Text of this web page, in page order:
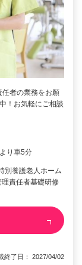
者の業務をお願
！お気軽にご相談
り車5分
別養護老人ホーム
責任者基礎研修
了日： 2027/04/02